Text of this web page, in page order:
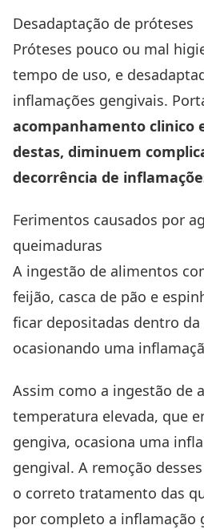
Desadaptação de próteses
Próteses pouco ou mal
tempo de uso, e
inflamações gengivais.
acompanhamento clinico
destas, diminuem
decorrência de
Ferimentos causados por
queimaduras
A ingestão de alimentos
feijão, casca de pão e
ficar depositadas dentro
ocasionando uma
Assim como a ingestão de
temperatura elevada, que
gengiva, ocasiona uma
gengival. A remoção
o correto tratamento das
por completo a inflamação